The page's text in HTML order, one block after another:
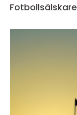
Fotbollsälskare